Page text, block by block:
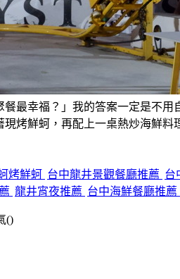
最幸福？」我的答案一定是不
烤鮮蚵，再配上一桌熱炒海鮮
烤鮮蚵 台中龍井景觀餐廳推薦 台
龍井宵夜推薦 台中海鮮餐廳推薦
()